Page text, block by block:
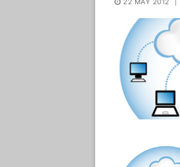
22 MAY 2012